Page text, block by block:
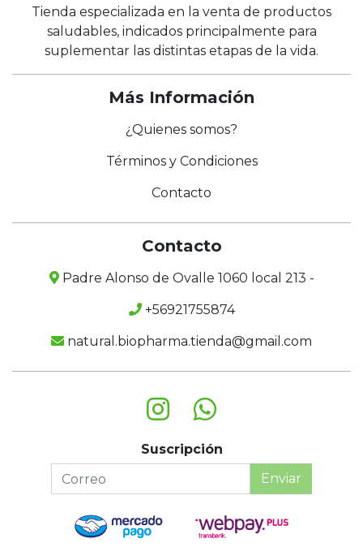
Tienda especializada en la venta de productos
saludables, indicados principalmente para
suplementar las distintas etapas de la vida.
Más Información
¿Quienes somos?
Términos y Condiciones
Contacto
Contacto
Padre Alonso de Ovalle 1060 local 213 -
+56921755874
natural.biopharma.tienda@gmail.com
Suscripción
Enviar